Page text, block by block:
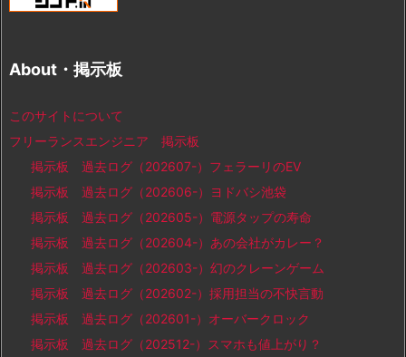
About・掲示板
このサイトについて
フリーランスエンジニア 掲示板
掲示板 過去ログ（202607-）フェラーリのEV
掲示板 過去ログ（202606-）ヨドバシ池袋
掲示板 過去ログ（202605-）電源タップの寿命
掲示板 過去ログ（202604-）あの会社がカレー？
掲示板 過去ログ（202603-）幻のクレーンゲーム
掲示板 過去ログ（202602-）採用担当の不快言動
掲示板 過去ログ（202601-）オーバークロック
掲示板 過去ログ（202512-）スマホも値上がり？